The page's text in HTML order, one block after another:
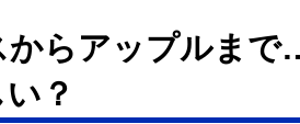
からアップルま
？